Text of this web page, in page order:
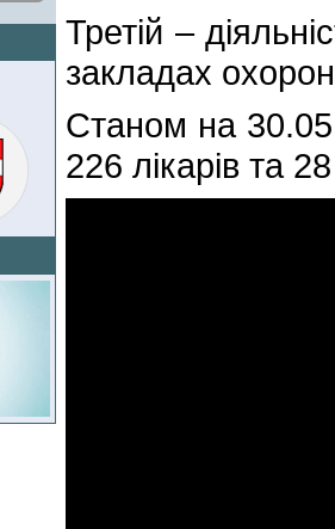
Третій –
закладах
Станом на
226 лікарів та